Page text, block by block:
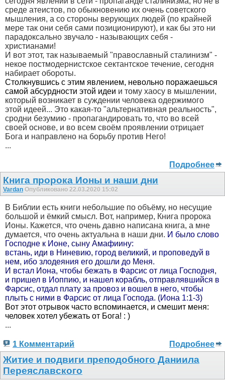
среде атеистов, по обыкновению их очень советского
мышления, а со стороны верующих людей (по крайней
мере так они себя сами позиционируют), и как бы это ни
парадоксально звучало - называющих себя -
христианами!
И вот этот, так называемый "православный сталинизм" -
некое постмодернистское сектантское течение, сегодня
набирает обороты.
Столкнувшись с этим явлением, невольно поражаешься
самой абсурдности этой идеи и тому хаосу в мышлении,
который возникает в суждении человека одержимого
этой идеей... Это какая-то "альтернативная реальность",
сродни безумию - пропагандировать то, что во всей
своей основе, и во всем своём проявлении отрицает
Бога и направлено на борьбу против Него!
...
Подробнее
Книга пророка Ионы и наши дни
Vardan Опубликовано 22.03.2020 15:02
В Библии есть книги небольшие по объёму, но несущие
большой и ёмкий смысл. Вот, например, Книга пророка
Ионы. Кажется, что очень давно написана книга, а мне
думается, что очень актуальна в наши дни. И было слово
Господне к Ионе, сыну Амафиину:
встань, иди в Ниневию, город великий, и проповедуй в
нем, ибо злодеяния его дошли до Меня.
И встал Иона, чтобы бежать в Фарсис от лица Господня,
и пришел в Иоппию, и нашел корабль, отправлявшийся в
Фарсис, отдал плату за провоз и вошел в него, чтобы
плыть с ними в Фарсис от лица Господа. (Иона 1:1-3)
Вот этот отрывок часто вспоминается, и смешит меня:
человек хотел убежать от Бога! : )
...
1 Комментарий Подробнее
Житие и подвиги преподобного Даниила
Переяславского